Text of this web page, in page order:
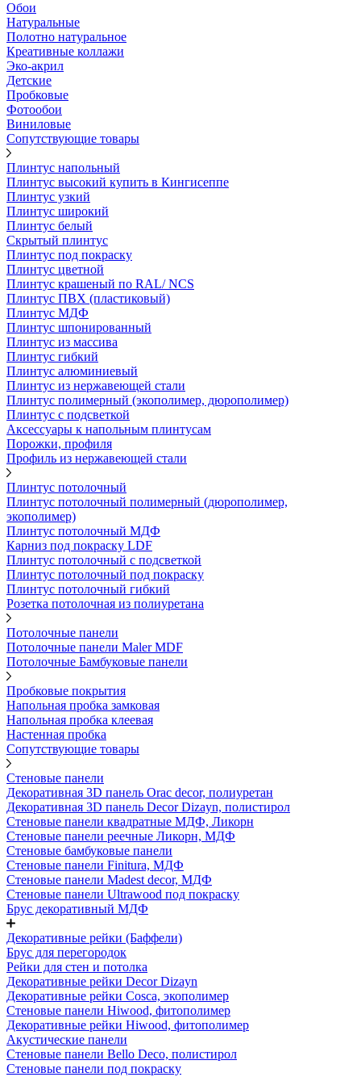
Обои
Натуральные
Полотно натуральное
Креативные коллажи
Эко-акрил
Детские
Пробковые
Фотообои
Виниловые
Сопутствующие товары
Плинтус напольный
Плинтус высокий купить в Кингисеппе
Плинтус узкий
Плинтус широкий
Плинтус белый
Скрытый плинтус
Плинтус под покраску
Плинтус цветной
Плинтус крашеный по RAL/ NCS
Плинтус ПВХ (пластиковый)
Плинтус МДФ
Плинтус шпонированный
Плинтус из массива
Плинтус гибкий
Плинтус алюминиевый
Плинтус из нержавеющей стали
Плинтус полимерный (экополимер, дюрополимер)
Плинтус с подсветкой
Аксессуары к напольным плинтусам
Порожки, профиля
Профиль из нержавеющей стали
Плинтус потолочный
Плинтус потолочный полимерный (дюрополимер,
экополимер)
Плинтус потолочный МДФ
Карниз под покраску LDF
Плинтус потолочный с подсветкой
Плинтус потолочный под покраску
Плинтус потолочный гибкий
Розетка потолочная из полиуретана
Потолочные панели
Потолочные панели Maler MDF
Потолочные Бамбуковые панели
Пробковые покрытия
Напольная пробка замковая
Напольная пробка клеевая
Настенная пробка
Сопутствующие товары
Стеновые панели
Декоративная 3D панель Orac decor, полиуретан
Декоративная 3D панель Decor Dizayn, полистирол
Стеновые панели квадратные МДФ, Ликорн
Стеновые панели реечные Ликорн, МДФ
Стеновые бамбуковые панели
Стеновые панели Finitura, МДФ
Стеновые панели Madest decor, МДФ
Стеновые панели Ultrawood под покраску
Брус декоративный МДФ
Декоративные рейки (Баффели)
Брус для перегородок
Рейки для стен и потолка
Декоративные рейки Decor Dizayn
Декоративные рейки Cosca, экополимер
Стеновые панели Hiwood, фитополимер
Декоративные рейки Hiwood, фитополимер
Акустические панели
Стеновые панели Bello Deco, полистирол
Стеновые панели под покраску